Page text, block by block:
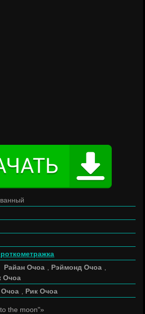
Райан Очоа Рэймонд Очоа
Очоа
Очоа Рик Очоа
the moon"»